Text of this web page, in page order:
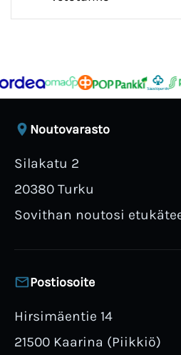
Noutovarasto
Silakatu 2
20380 Turku
Sovithan noutosi
Postiosoite
Hirsimäentie 14
21500 Kaarina (Piikkiö)